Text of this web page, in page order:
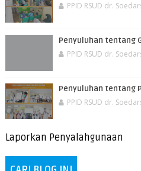
PPID RSUD dr.
Penyuluhan tentang
PPID RSUD dr.
Penyuluhan tentang
PPID RSUD dr.
Laporkan Penyalahgunaan